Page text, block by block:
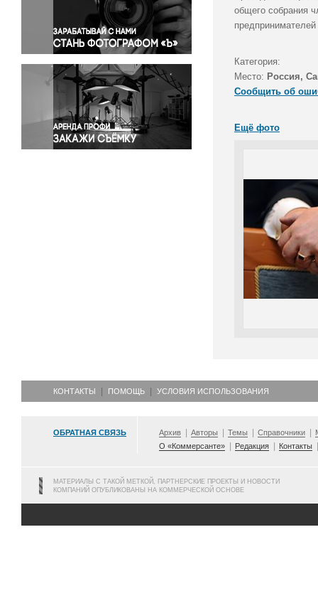
Правосудие
Происшествия и конфликты
Религия
Светская жизнь
Спорт
Экология
Экономика и бизнес
общего собрания
Категория:
Место: Россия,
Сообщить об
Ещё фото
КОНТАКТЫ ПОМОЩЬ УСЛОВИЯ ИСПОЛЬЗОВАНИЯ
ОБРАТНАЯ СВЯЗЬ Архив Авторы Темы Справочники
О «Коммерсанте»
Редакция Контакты
МАТЕРИАЛЫ С ТАКОЙ МЕТКОЙ, ПАРТНЕРСКИЕ ПРОЕКТЫ И НОВОСТИ
КОМПАНИЙ ОПУБЛИКОВАНЫ НА КОММЕРЧЕСКОЙ ОСНОВЕ